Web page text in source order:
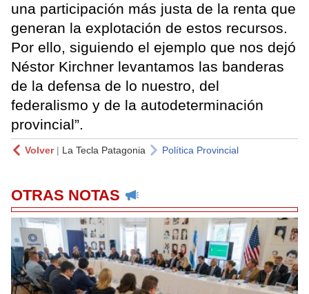
una participación más justa de la renta que
generan la explotación de estos recursos.
Por ello, siguiendo el ejemplo que nos dejó
Néstor Kirchner levantamos las banderas
de la defensa de lo nuestro, del
federalismo y de la autodeterminación
provincial”.
Volver| La Tecla Patagonia Política Provincial
OTRAS NOTAS